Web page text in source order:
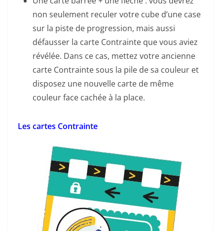
non seulement reculer votre cube d’une case
sur la piste de progression, mais aussi
défausser la carte Contrainte que vous aviez
révélée. Dans ce cas, mettez votre ancienne
carte Contrainte sous la pile de sa couleur et
disposez une nouvelle carte de même
couleur face cachée à la place.
Les cartes Contrainte